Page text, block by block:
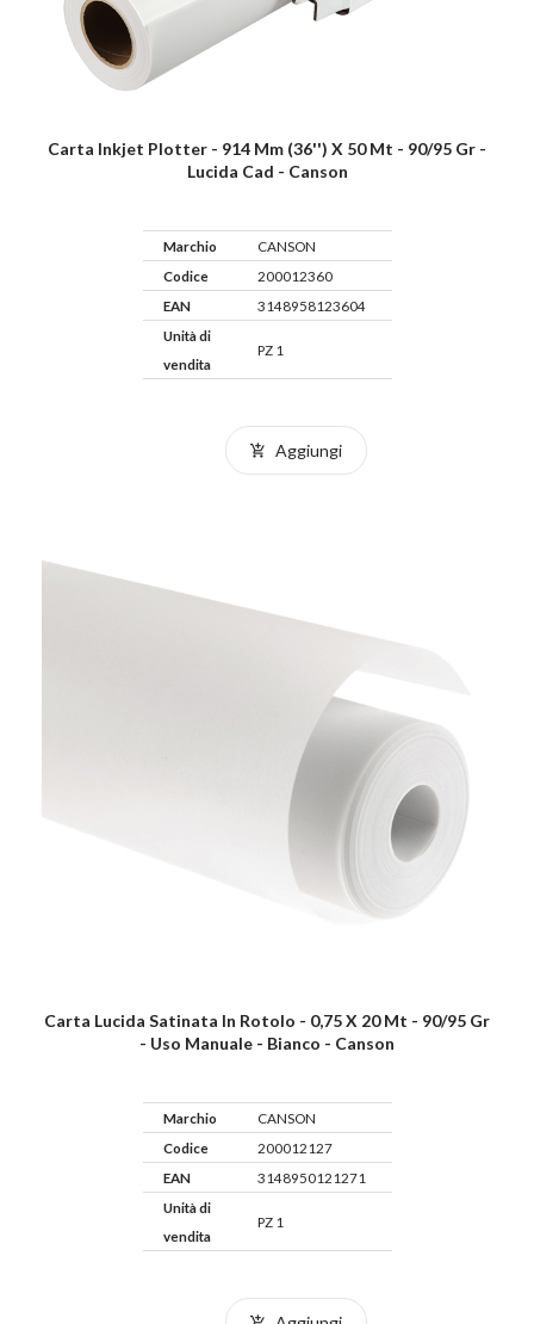
Carta Inkjet Plotter - 914 Mm (36'') X 50 Mt - 90/95 Gr -
Lucida Cad - Canson
Marchio
CANSON
Codice
200012360
EAN
3148958123604
Unità di
vendita
PZ 1
Aggiungi
Carta Lucida Satinata In Rotolo - 0,75 X 20 Mt - 90/95 Gr
- Uso Manuale - Bianco - Canson
Marchio
CANSON
Codice
200012127
EAN
3148950121271
Unità di
vendita
PZ 1